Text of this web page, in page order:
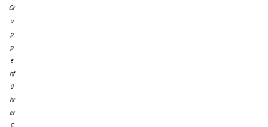
Gr
u
p
p
e
nf
ü
hr
er